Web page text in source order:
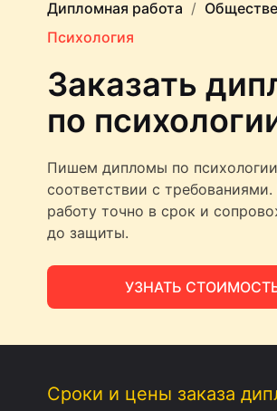
Дипломная работа
Психология
Заказать
по
Пишем дипломы по
соответствии с
работу точно в срок и
до защиты.
УЗНАТЬ
Сроки и цены заказа